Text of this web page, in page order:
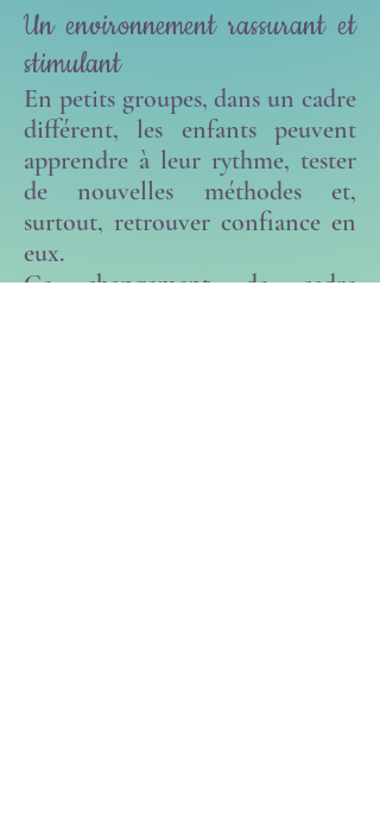
Un environnement rassurant et
stimulant
En petits groupes, dans un cadre
différent, les enfants peuvent
apprendre à leur rythme, tester
de nouvelles méthodes et,
surtout, retrouver confiance en
eux.
Ce changement de cadre